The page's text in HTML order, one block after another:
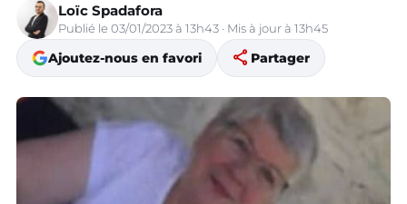
Loïc Spadafora
Publié le 03/01/2023 à 13h43 · Mis à jour à 13h45
Ajoutez-nous en favori share Partager